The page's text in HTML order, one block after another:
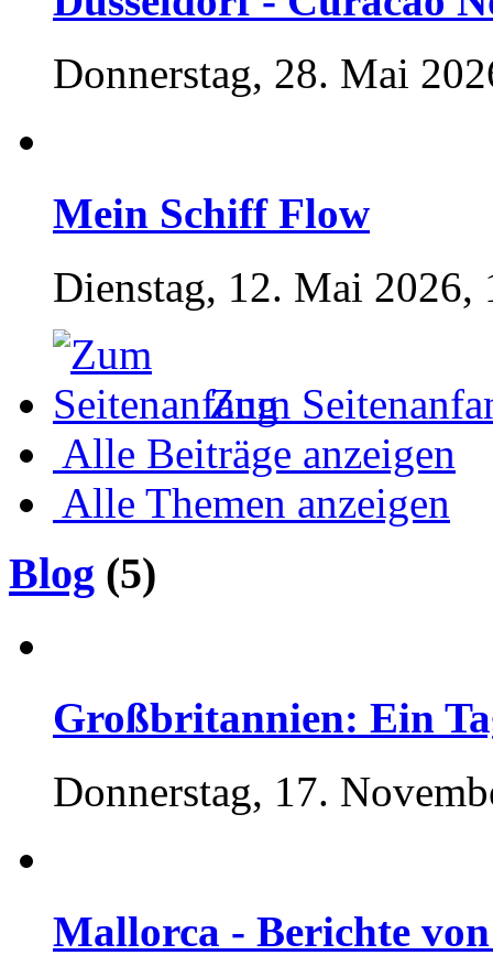
Donnerstag, 28. Mai
Mein Schiff Flow
Dienstag, 12. Mai 2026,
Zum
Alle Beiträge anzeigen
Alle Themen anzeigen
Blog (5)
Großbritannien: Ein
Donnerstag, 17.
Mallorca - Berichte